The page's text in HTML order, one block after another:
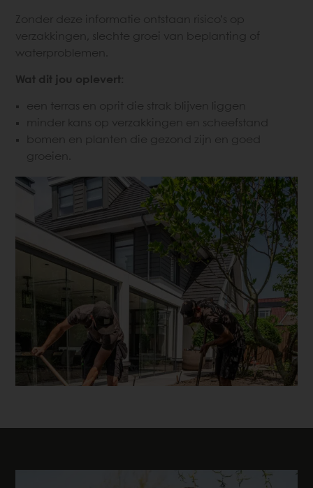
Zonder deze informatie ontstaan risico’s op
verzakkingen, slechte groei van beplanting of
waterproblemen.
Wat dit jou oplevert:
een terras en oprit die strak blijven liggen
minder kans op verzakkingen en scheefstand
bomen en planten die gezond zijn en goed
groeien.